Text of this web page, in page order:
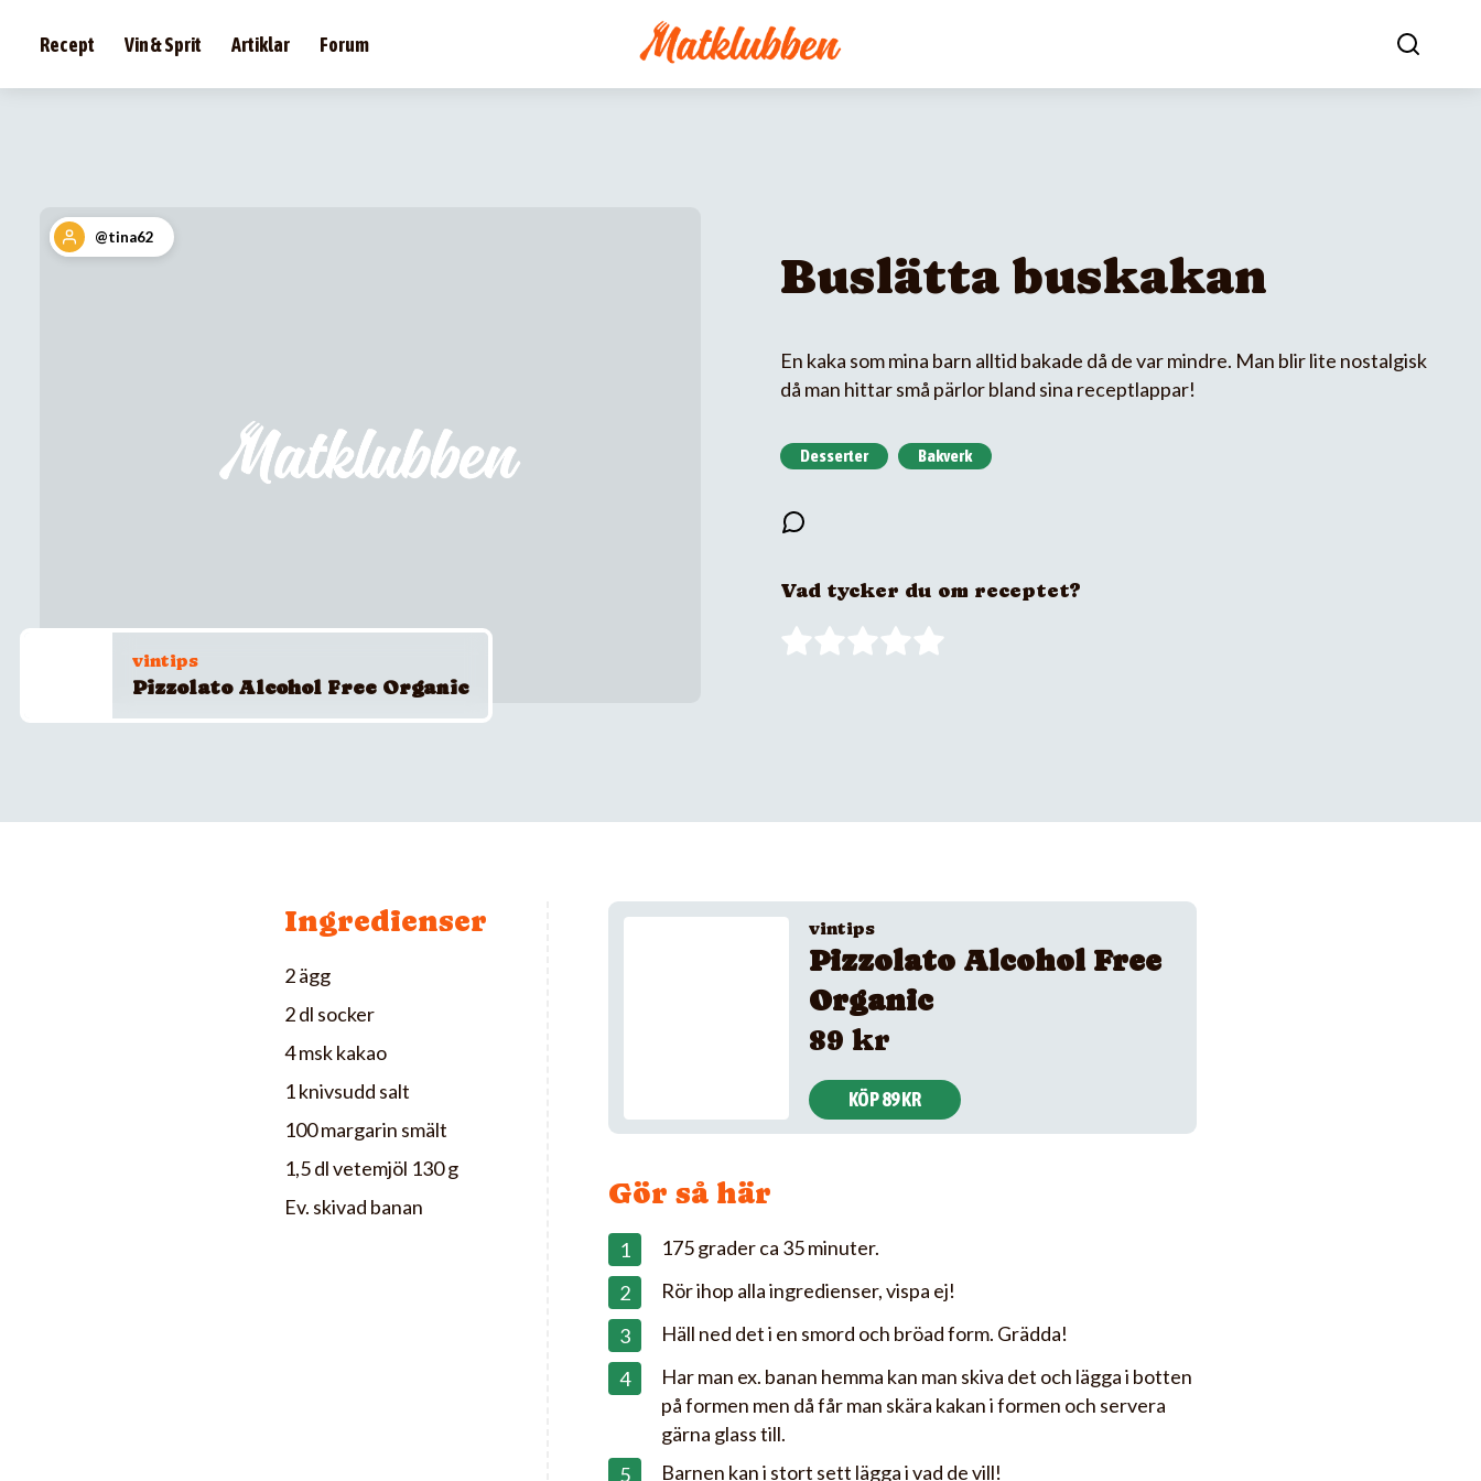
Recept Vin & Sprit Artiklar Forum
@tina62
vintips
Pizzolato Alcohol Free Organic
Buslätta buskakan
En kaka som mina barn alltid bakade då de var mindre. Man blir lite nostalgisk
då man hittar små pärlor bland sina receptlappar!
Desserter Bakverk
Vad tycker du om receptet?
Ingredienser
2 ägg
2 dl socker
4 msk kakao
1 knivsudd salt
100 margarin smält
1,5 dl vetemjöl 130 g
Ev. skivad banan
vintips
Pizzolato Alcohol Free
Organic
89 kr
KÖP 89 KR
Gör så här
175 grader ca 35 minuter.
Rör ihop alla ingredienser, vispa ej!
Häll ned det i en smord och bröad form. Grädda!
Har man ex. banan hemma kan man skiva det och lägga i botten
på formen men då får man skära kakan i formen och servera
gärna glass till.
Barnen kan i stort sett lägga i vad de vill!